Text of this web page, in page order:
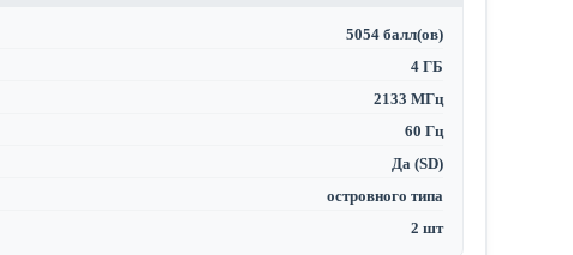
5054 балл(ов)
4 ГБ
2133 МГц
60 Гц
Да (SD)
островного типа
2 шт